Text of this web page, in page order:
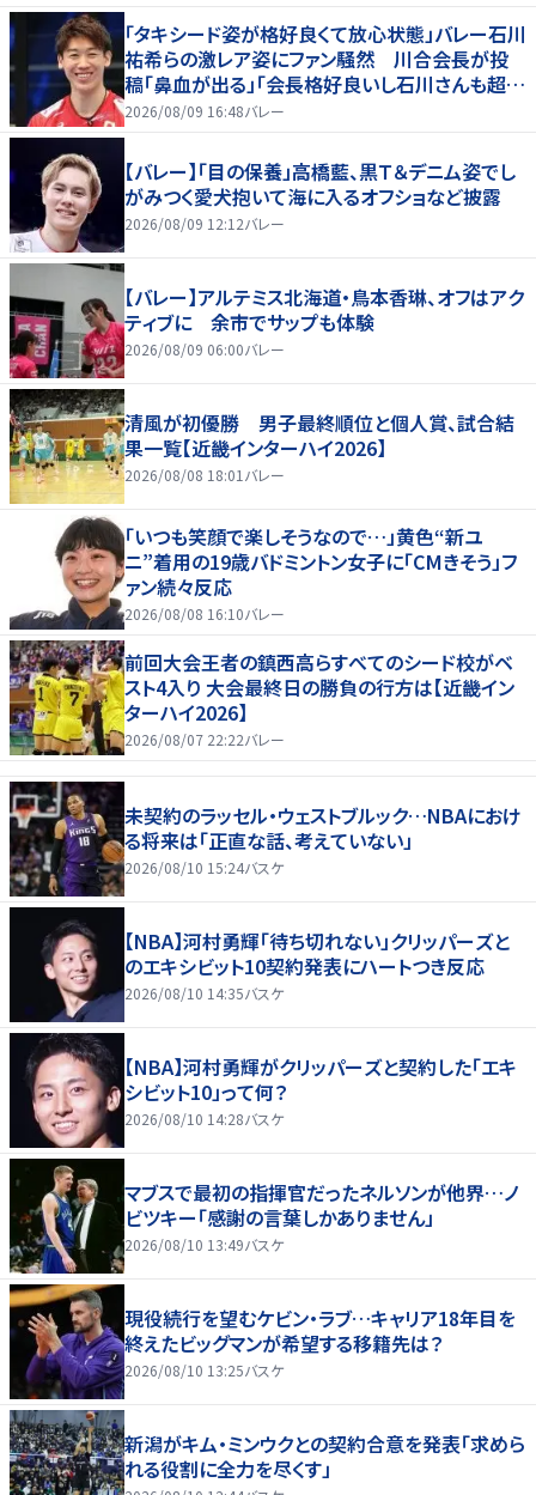
「タキシード姿が格好良くて放心状態」バレー石川
祐希らの激レア姿にファン騒然 川合会長が投
稿「鼻血が出る」「会長格好良いし石川さんも超格
好いい」
2026/08/09 16:48バレー
【バレー】「目の保養」高橋藍、黒Ｔ＆デニム姿でし
がみつく愛犬抱いて海に入るオフショなど披露
2026/08/09 12:12バレー
【バレー】アルテミス北海道・鳥本香琳、オフはアク
ティブに 余市でサップも体験
2026/08/09 06:00バレー
清風が初優勝 男子最終順位と個人賞、試合結
果一覧【近畿インターハイ2026】
2026/08/08 18:01 バレー
「いつも笑顔で楽しそうなので…」黄色“新ユ
ニ”着用の19歳バドミントン女子に「CMきそう」フ
ァン続々反応
2026/08/08 16:10バレー
前回大会王者の鎮西高らすべてのシード校がベ
スト4入り 大会最終日の勝負の行方は【近畿イン
ターハイ2026】
2026/08/07 22:22バレー
未契約のラッセル・ウェストブルック…NBAにおけ
る将来は「正直な話、考えていない」
2026/08/10 15:24バスケ
【NBA】河村勇輝「待ち切れない」クリッパーズと
のエキシビット10契約発表にハートつき反応
2026/08/10 14:35バスケ
【NBA】河村勇輝がクリッパーズと契約した「エキ
シビット10」って何？
2026/08/10 14:28バスケ
マブスで最初の指揮官だったネルソンが他界…ノ
ビツキー「感謝の言葉しかありません」
2026/08/10 13:49バスケ
現役続行を望むケビン・ラブ…キャリア18年目を
終えたビッグマンが希望する移籍先は？
2026/08/10 13:25バスケ
新潟がキム・ミンウクとの契約合意を発表「求めら
れる役割に全力を尽くす」